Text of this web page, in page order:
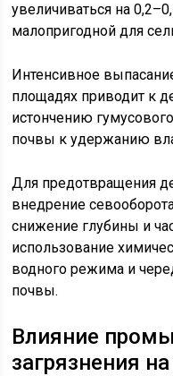
увеличиваться на
малопригодной для
Интенсивное
площадях приводит к
истончению
почвы к удержанию
Для предотвращения
внедрение
снижение глубины и
использование
водного режима и
почвы.
Влияние
загрязнения